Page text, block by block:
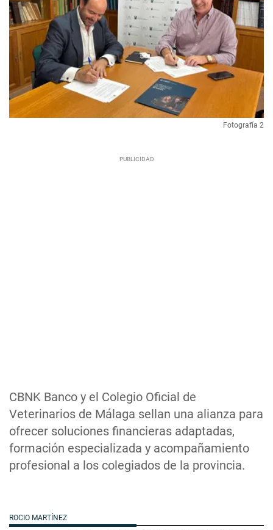
CBNK Banco y el Colegio Oficial de
Veterinarios de Málaga sellan una alianza para
ofrecer soluciones financieras adaptadas,
formación especializada y acompañamiento
profesional a los colegiados de la provincia.
Fotografía 2
ROCIO MARTÍNEZ